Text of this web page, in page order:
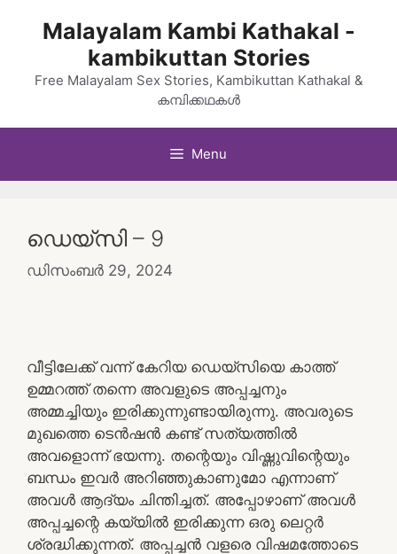
Malayalam Kambi Kathakal -
kambikuttan Stories
Free Malayalam Sex Stories, Kambikuttan Kathakal &
കമ്പിക്കഥകൾ
Menu
ഡെയ്‌സി – 9
ഡിസംബർ 29, 2024
വീട്ടിലേക്ക് വന്ന് കേറിയ ഡെയ്‌സിയെ കാത്ത്
ഉമ്മറത്ത് തന്നെ അവളുടെ അപ്പച്ചനും
അമ്മച്ചിയും ഇരിക്കുന്നുണ്ടായിരുന്നു. അവരുടെ
മുഖത്തെ ടെൻഷൻ കണ്ട് സത്യത്തിൽ
അവളൊന്ന് ഭയന്നു. തന്റെയും വിഷ്ണുവിന്റെയും
ബന്ധം ഇവർ അറിഞ്ഞുകാണുമോ എന്നാണ്
അവൾ ആദ്യം ചിന്തിച്ചത്. അപ്പോഴാണ് അവൾ
അപ്പച്ചന്റെ കയ്യിൽ ഇരിക്കുന്ന ഒരു ലെറ്റർ
ശ്രദ്ധിക്കുന്നത്. അപ്പച്ചൻ വളരെ വിഷമത്തോടെ